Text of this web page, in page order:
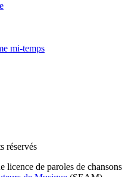
mi-temps
réservés
licence de paroles de chansons